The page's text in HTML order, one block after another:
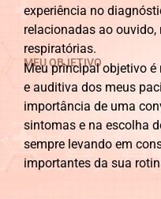
experiência no
relacionadas ao
respiratórias.
MEU OBJETIVO
Meu principal objetivo
e auditiva dos meus
importância de uma
sintomas e na escolha
sempre levando em
importantes da sua